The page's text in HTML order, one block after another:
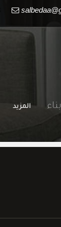
المزيد